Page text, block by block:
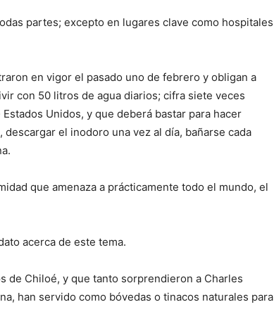
partes; excepto en lugares clave como hospitales
en vigor el pasado uno de febrero y obligan a
con 50 litros de agua diarios; cifra siete veces
Unidos, y que deberá bastar para hacer
el inodoro una vez al día, bañarse cada
que amenaza a prácticamente todo el mundo, el
acerca de este tema.
de Chiloé, y que tanto sorprendieron a Charles
han servido como bóvedas o tinacos naturales para